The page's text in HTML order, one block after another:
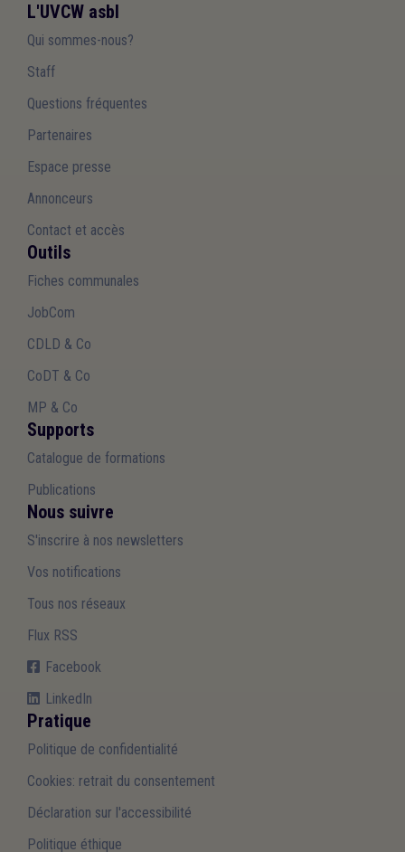
L'UVCW asbl
Qui sommes-nous?
Staff
Questions fréquentes
Partenaires
Espace presse
Annonceurs
Contact et accès
Outils
Fiches communales
JobCom
CDLD & Co
CoDT & Co
MP & Co
Supports
Catalogue de formations
Publications
Nous suivre
S'inscrire à nos newsletters
Vos notifications
Tous nos réseaux
Flux RSS
Facebook
LinkedIn
Pratique
Politique de confidentialité
Cookies: retrait du consentement
Déclaration sur l'accessibilité
Politique éthique